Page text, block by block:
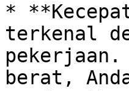
*
terkenal
berat,